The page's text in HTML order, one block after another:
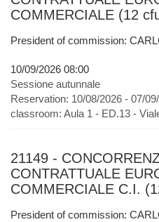
COMMERCIALE (12
President of commission:
10/09/2026 08:00
Sessione autunnale
Reservation: 10/08/2026 - 07/
classroom: Aula 1 - ED.13 -
21149 -
CONTRATTUALE
COMMERCIALE C.I.
President of commission: